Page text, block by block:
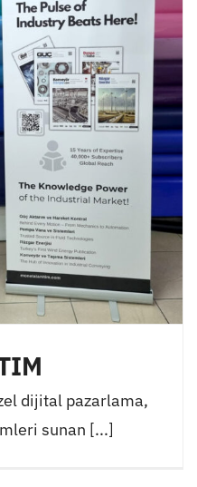
dijital pazarlama,
sunan [...]